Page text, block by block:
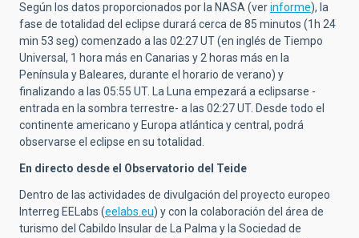
Según los datos proporcionados por la NASA (verinforme), la
fase de totalidad del eclipse durará cerca de 85 minutos (1h 24
min 53 seg) comenzado a las 02:27 UT (en inglés de Tiempo
Universal, 1 hora más en Canarias y 2 horas más en la
Península y Baleares, durante el horario de verano) y
finalizando a las 05:55 UT. La Luna empezará a eclipsarse -
entrada en la sombra terrestre- a las 02:27 UT. Desde todo el
continente americano y Europa atlántica y central, podrá
observarse el eclipse en su totalidad.
En directo desde el Observatorio del Teide
Dentro de las actividades de divulgación del proyecto europeo
Interreg EELabs (eelabs.eu) y con la colaboración del área de
turismo del Cabildo Insular de La Palma y la Sociedad de